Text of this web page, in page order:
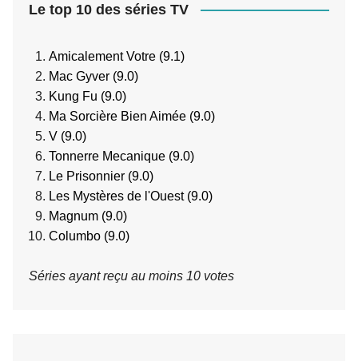
Le top 10 des séries TV
Amicalement Votre (9.1)
Mac Gyver (9.0)
Kung Fu (9.0)
Ma Sorcière Bien Aimée (9.0)
V (9.0)
Tonnerre Mecanique (9.0)
Le Prisonnier (9.0)
Les Mystères de l'Ouest (9.0)
Magnum (9.0)
Columbo (9.0)
Séries ayant reçu au moins 10 votes